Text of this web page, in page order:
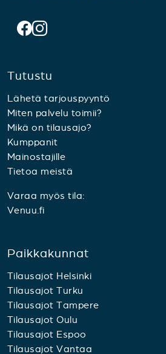
Tutustu
Lähetä tarjouspyyntö
Miten palvelu toimii?
Mikä on tilausajo?
Kumppanit
Mainostajille
Tietoa meistä
Varaa myös tila:
Venuu.fi
Paikkakunnat
Tilausajot Helsinki
Tilausajot Turku
Tilausajot Tampere
Tilausajot Oulu
Tilausajot Espoo
Tilausajot Vantaa